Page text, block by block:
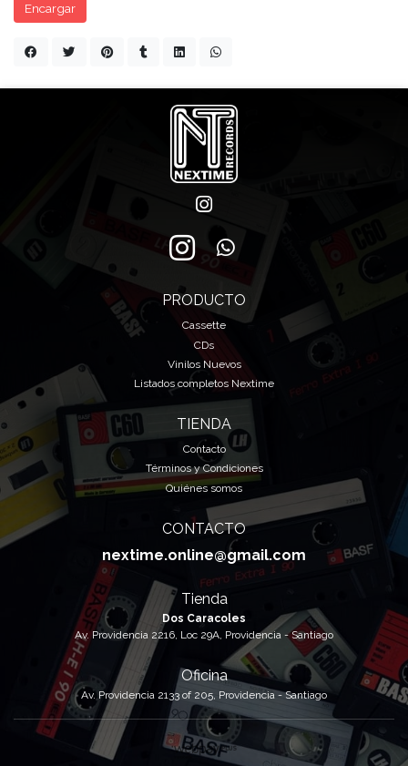
Encargar
PRODUCTO
Cassette
CDs
Vinilos Nuevos
Listados completos Nextime
TIENDA
Contacto
Términos y Condiciones
Quiénes somos
CONTACTO
nextime.online@gmail.com
Tienda
Dos Caracoles
Av. Providencia 2216, Loc 29A, Providencia - Santiago
Oficina
Av. Providencia 2133 of 205, Providencia - Santiago